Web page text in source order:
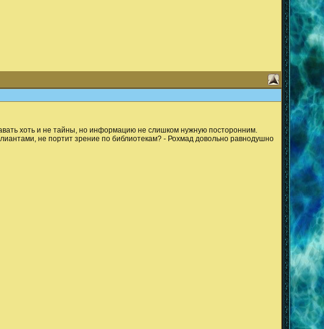
хоть и не тайны, но информацию не слишком нужную посторонним.
не портит зрение по библиотекам? - Рохмад довольно равнодушно